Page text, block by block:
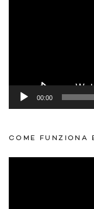
00:00
COME FUNZIONA